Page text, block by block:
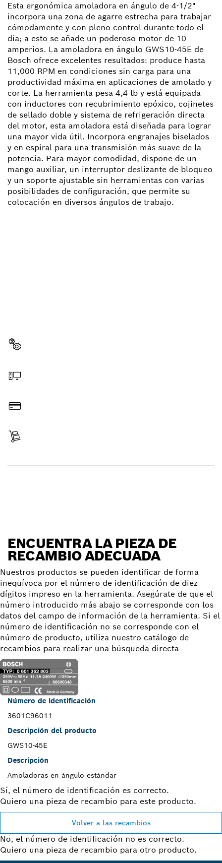
Esta ergonómica amoladora en ángulo de 4-1/2"
incorpora una zona de agarre estrecha para trabajar
cómodamente y con pleno control durante todo el
día; a esto se añade un poderoso motor de 10
amperios. La amoladora en ángulo GWS10-45E de
Bosch ofrece excelentes resultados: produce hasta
11,000 RPM en condiciones sin carga para una
productividad máxima en aplicaciones de amolado y
corte. La herramienta pesa 4,4 lb y está equipada
con inductores con recubrimiento epóxico, cojinetes
de sellado doble y sistema de refrigeración directa
del motor, esta amoladora está diseñada para lograr
una mayor vida útil. Incorpora engranajes biselados
y en espiral para una transmisión más suave de la
potencia. Para mayor comodidad, dispone de un
mango auxiliar, un interruptor deslizante de bloqueo
y un soporte ajustable sin herramientas con varias
posibilidades de configuración, que permite su
colocación en diversos ángulos de trabajo.
ENCUENTRA LA PIEZA DE
RECAMBIO ADECUADA
Nuestros productos se pueden identificar de forma
inequívoca por el número de identificación de diez
dígitos impreso en la herramienta. Asegúrate de que el
número introducido más abajo se corresponde con los
datos del campo de información de la herramienta. Si el
número de identificación no se corresponde con el
número de producto, utiliza nuestro catálogo de
recambios para realizar una búsqueda directa
Número de identificación
3601C96011
Descripción del producto
GWS10-45E
Descripción
Amoladoras en ángulo estándar
Sí, el número de identificación es correcto.
Quiero una pieza de recambio para este producto.
Volver a las recambios
No, el número de identificación no es correcto.
Quiero una pieza de recambio para otro producto.